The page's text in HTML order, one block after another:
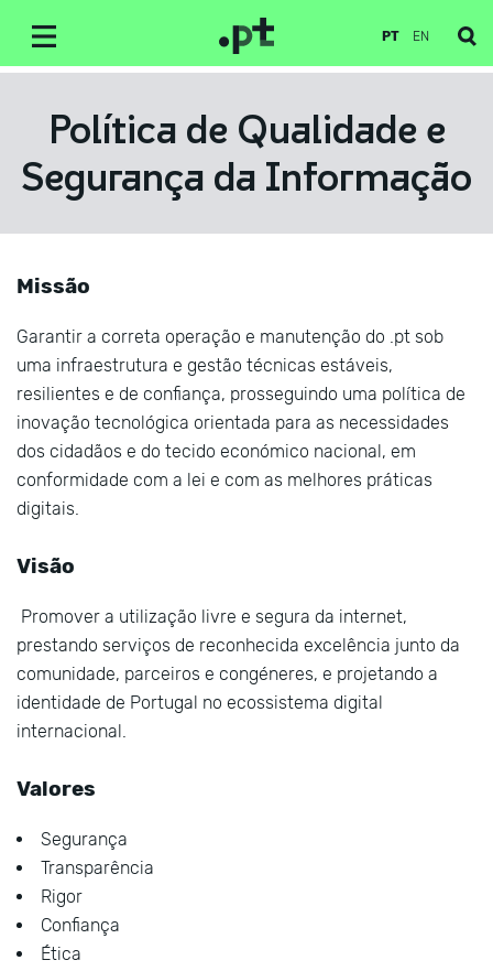
PT EN
Política de Qualidade e
Segurança da Informação
Missão
Garantir a correta operação e manutenção do .pt sob
uma infraestrutura e gestão técnicas estáveis,
resilientes e de confiança, prosseguindo uma política de
inovação tecnológica orientada para as necessidades
dos cidadãos e do tecido económico nacional, em
conformidade com a lei e com as melhores práticas
digitais.
Visão
Promover a utilização livre e segura da internet,
prestando serviços de reconhecida excelência junto da
comunidade, parceiros e congéneres, e projetando a
identidade de Portugal no ecossistema digital
internacional.
Valores
Segurança
Transparência
Rigor
Confiança
Ética